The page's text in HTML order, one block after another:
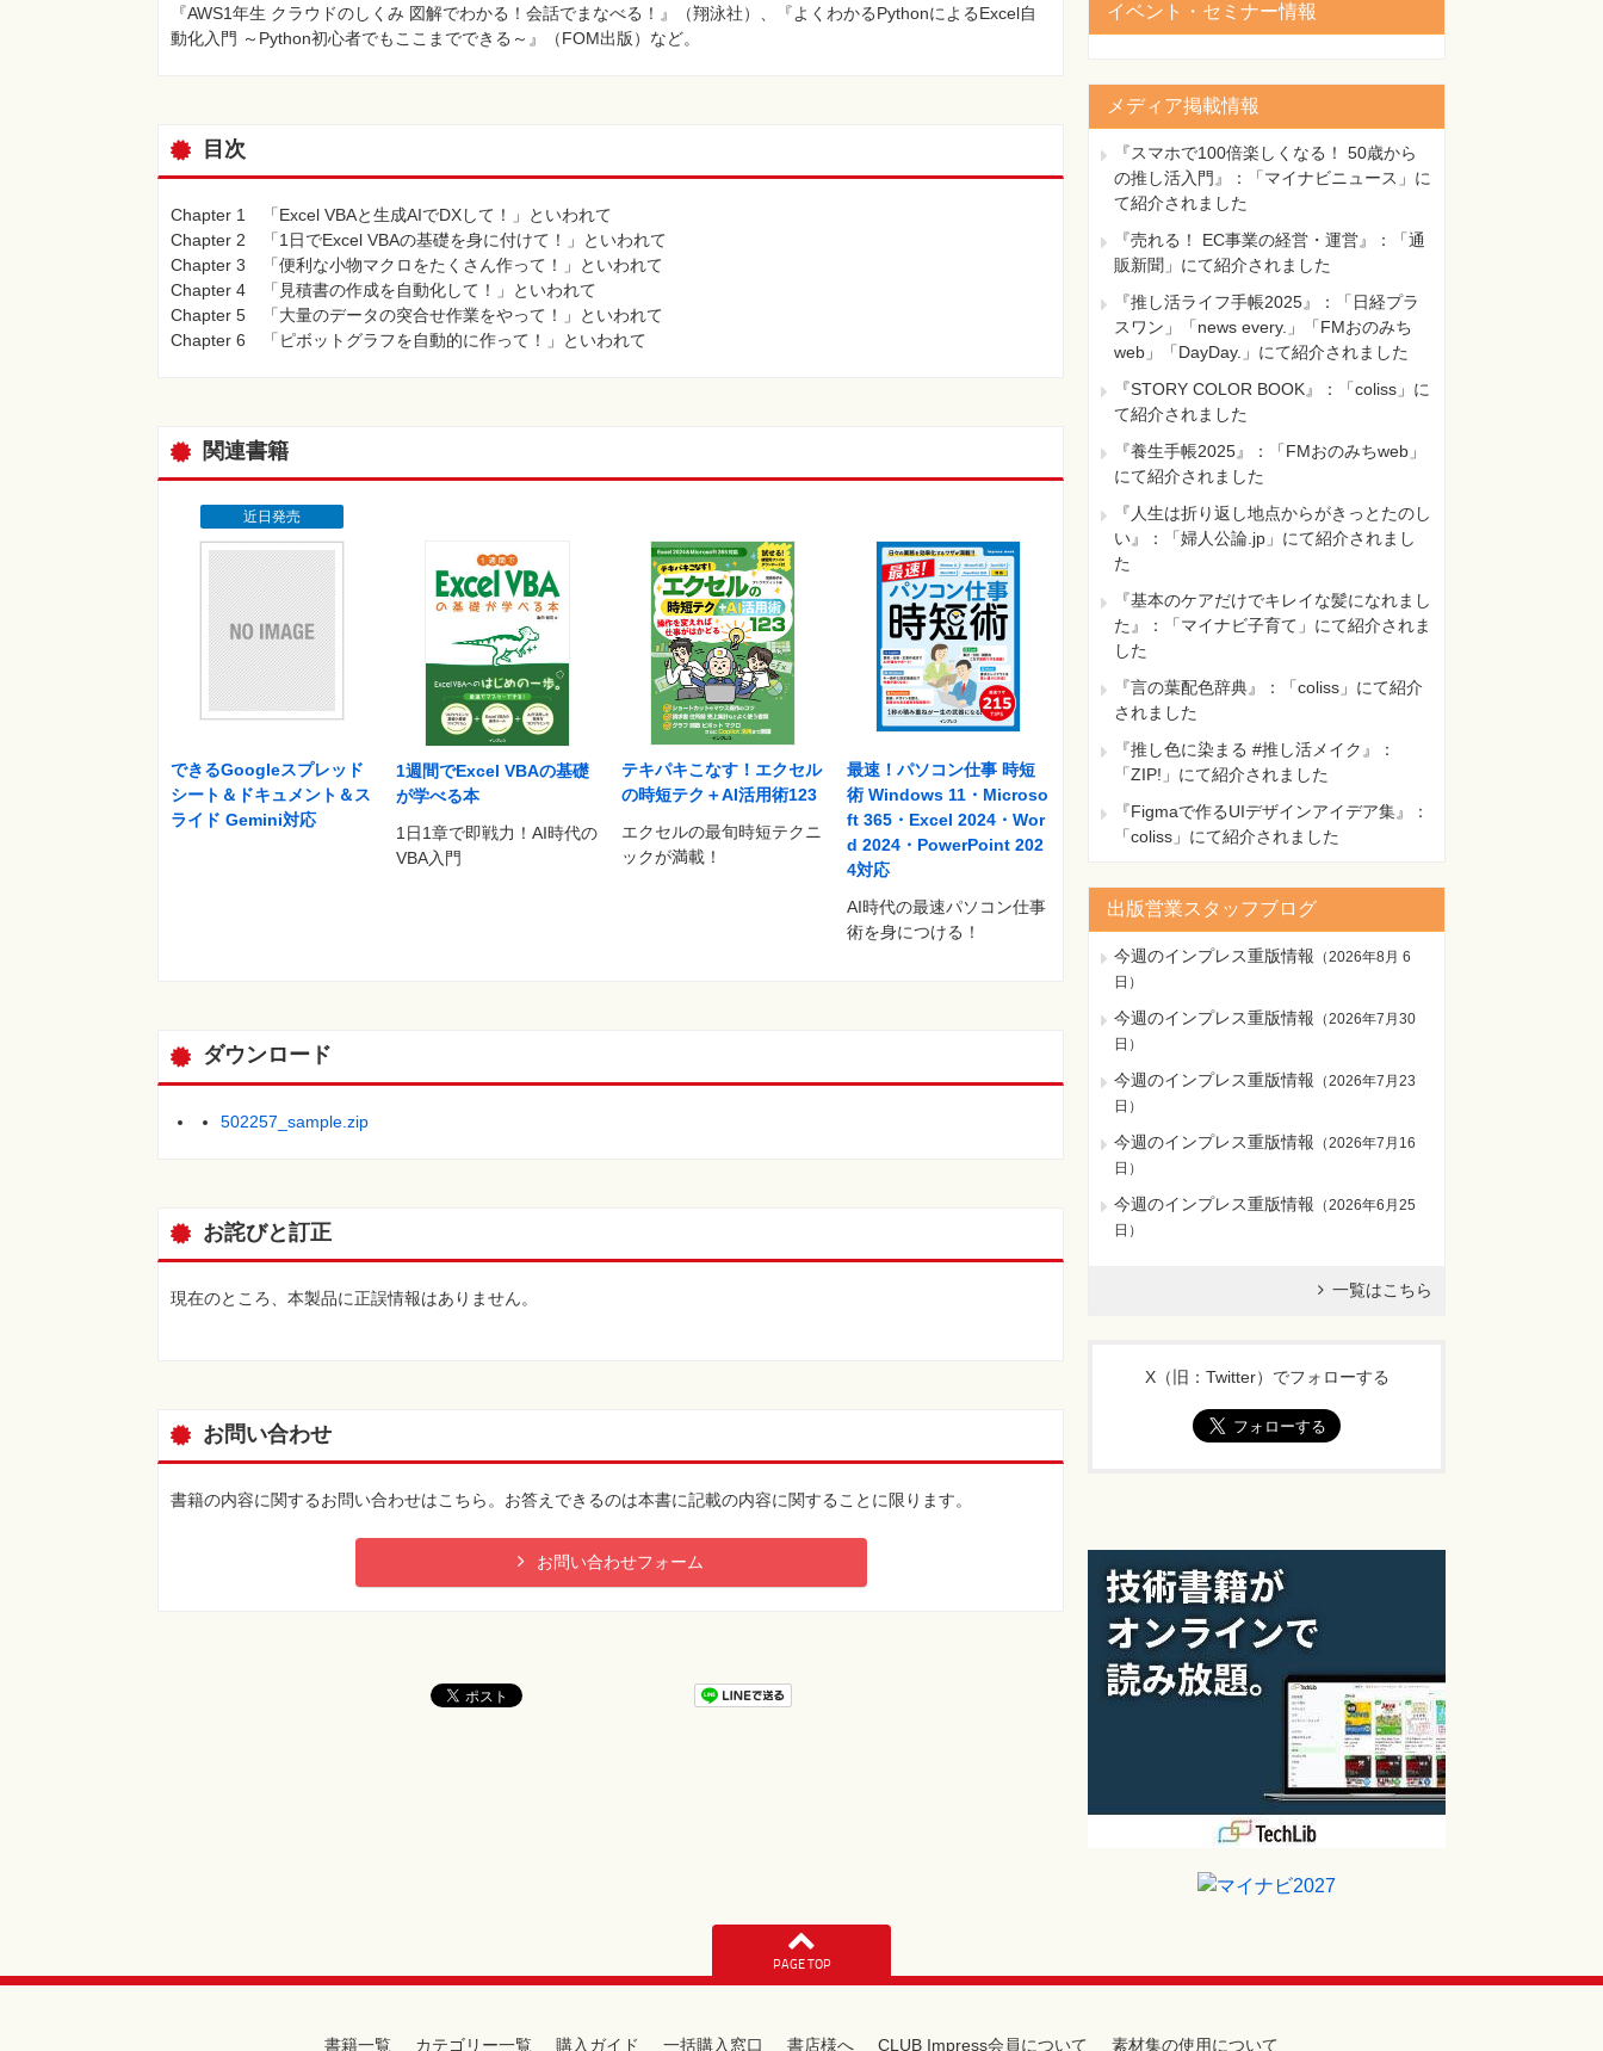
『AWS1年生 クラウドのしくみ 図解でわかる！会話でまなべる！』（翔泳社）、『よくわかるPythonによるExcel自
動化入門 ～Python初心者でもここまでできる～』（FOM出版）など。
目次
Chapter 1 「Excel VBAと生成AIでDXして！」といわれて
Chapter 2 「1日でExcel VBAの基礎を身に付けて！」といわれて
Chapter 3 「便利な小物マクロをたくさん作って！」といわれて
Chapter 4 「見積書の作成を自動化して！」といわれて
Chapter 5 「大量のデータの突合せ作業をやって！」といわれて
Chapter 6 「ピボットグラフを自動的に作って！」といわれて
関連書籍
近日発売
できるGoogleスプレッド
シート＆ドキュメント＆ス
ライド Gemini対応
1週間でExcel VBAの基礎
が学べる本
1日1章で即戦力！AI時代の
VBA入門
テキパキこなす！エクセル
の時短テク＋AI活用術123
エクセルの最旬時短テクニ
ックが満載！
最速！パソコン仕事 時短
術 Windows 11・Microso
ft 365・Excel 2024・Wor
d 2024・PowerPoint 202
4対応
AI時代の最速パソコン仕事
術を身につける！
ダウンロード
502257_sample.zip
お詫びと訂正
現在のところ、本製品に正誤情報はありません。
お問い合わせ
書籍の内容に関するお問い合わせはこちら。お答えできるのは本書に記載の内容に関することに限ります。
お問い合わせフォーム
イベント・セミナー情報
メディア掲載情報
『スマホで100倍楽しくなる！ 50歳から
の推し活入門』：「マイナビニュース」に
て紹介されました
『売れる！ EC事業の経営・運営』：「通
販新聞」にて紹介されました
『推し活ライフ手帳2025』：「日経プラ
スワン」「news every.」「FMおのみち
web」「DayDay.」にて紹介されました
『STORY COLOR BOOK』：「coliss」に
て紹介されました
『養生手帳2025』：「FMおのみちweb」
にて紹介されました
『人生は折り返し地点からがきっとたのし
い』：「婦人公論.jp」にて紹介されまし
た
『基本のケアだけでキレイな髪になれまし
た』：「マイナビ子育て」にて紹介されま
した
『言の葉配色辞典』：「coliss」にて紹介
されました
『推し色に染まる #推し活メイク』：
「ZIP!」にて紹介されました
『Figmaで作るUIデザインアイデア集』：
「coliss」にて紹介されました
出版営業スタッフブログ
今週のインプレス重版情報 （2026年8月 6
日 ）
今週のインプレス重版情報 （2026年7月30
日 ）
今週のインプレス重版情報 （2026年7月23
日 ）
今週のインプレス重版情報 （2026年7月16
日 ）
今週のインプレス重版情報 （2026年6月25
日 ）
一覧はこちら
X（旧：Twitter）でフォローする
PAGE TOP
書籍一覧 カテゴリー一覧 購入ガイド 一括購入窓口 書店様へ CLUB Impress会員について 素材集の使用について